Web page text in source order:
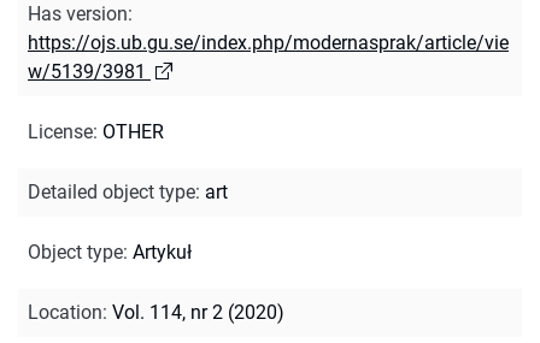
Has version:
https://ojs.ub.gu.se/index.php/modernasprak/article/vie
w/5139/3981
License: OTHER
Detailed object type: art
Object type: Artykuł
Location: Vol. 114, nr 2 (2020)